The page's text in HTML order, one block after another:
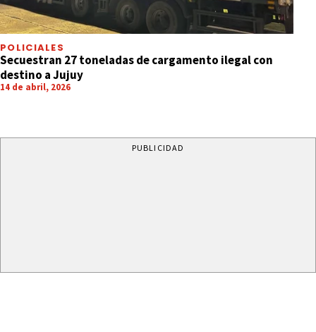
POLICIALES
Secuestran 27 toneladas de cargamento ilegal con
destino a Jujuy
14 de abril, 2026
PUBLICIDAD